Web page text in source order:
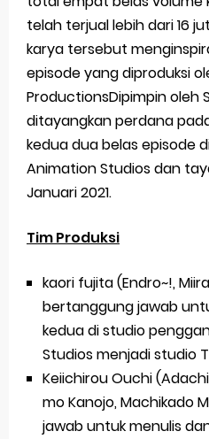
telah terjual lebih dari 16
karya tersebut
episode yang diproduksi
ProductionsDipimpin oleh
ditayangkan perdana
kedua dua belas episode
Animation Studios dan
Januari 2021.
Tim Produksi
kaori fujita (Endro~!,
bertanggung jawab
kedua di studio
Studios menjadi studio
Keiichirou Ouchi
mo Kanojo, Machikado
jawab untuk menulis